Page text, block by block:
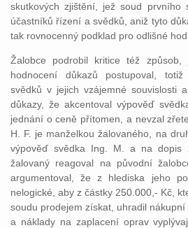
skutkových zjištění, jež soud prvního
účastníků řízení a svědků, aniž tyto
tak rovnocenný podklad pro odlišné
Žalobce podrobil kritice též
hodnocení důkazů postupoval,
svědků v jejich vzájemné souvislosti
důkazy, že akcentoval výpověď
jednání o ceně přítomen, a nevzal
H. F. je manželkou žalovaného, na
výpověď svědka Ing. M. a na
žalovaný reagoval na původní
argumentoval, že z hlediska jeho
nelogické, aby z částky 250.000,- Kč,
soudu prodejem získat, uhradil
a náklady na zaplacení oprav